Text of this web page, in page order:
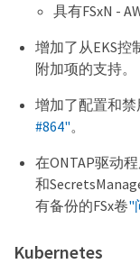
具有FSxN -
增加了从EKS控
附加项的支持。
增加了配置和禁
#864"。
在ONTAP驱动
和
有备份的FSx卷"
Kubernetes